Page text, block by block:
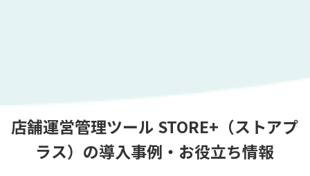
店舗運営管理ツール STORE+（ストアプ
ラス）の導入事例・お役立ち情報